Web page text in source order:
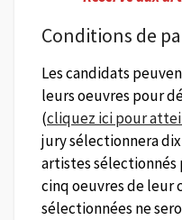
Conditions de
Les candidats
leurs oeuvres pour
(cliquez ici pour
jury sélectionnera
artistes sélectionnés
cinq oeuvres de leur
sélectionnées ne